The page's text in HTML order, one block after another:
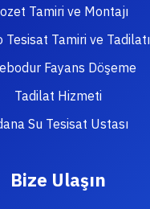
Tamiri ve Montajı
Tesisat Tamiri ve Tadilatı
Fayans Döşeme
Tadilat Hizmeti
Su Tesisat Ustası
Bize Ulaşın